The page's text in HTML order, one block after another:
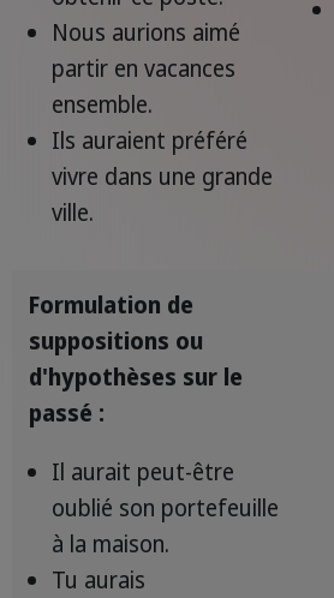
Nous aurions aimé
partir en vacances
ensemble.
Ils auraient préféré
vivre dans une grande
ville.
Formulation de
suppositions ou
d'hypothèses sur le
passé :
Il aurait peut-être
oublié son portefeuille
à la maison.
Tu aurais